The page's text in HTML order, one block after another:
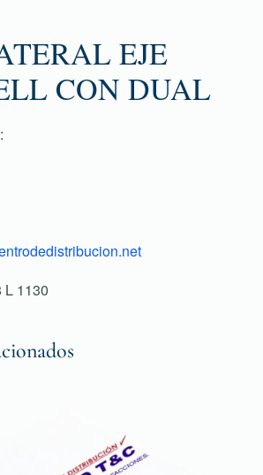
EJE
CON DUAL
L 1130